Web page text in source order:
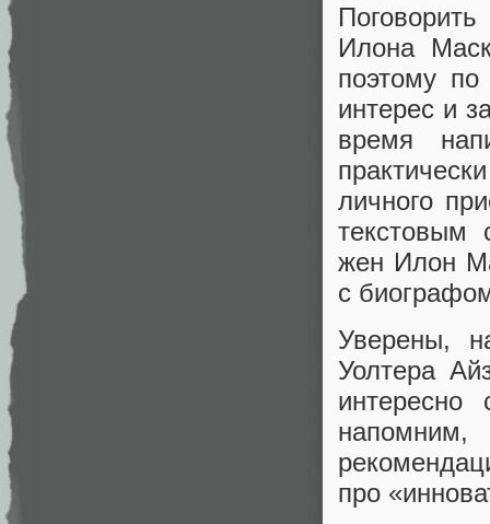
Илона
поэтому
интерес и
время
личного
жен Илон
с
Уверены,
Уолтера
интересно
про